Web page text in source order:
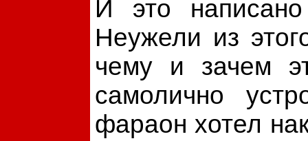
И это
Неужели из
чему и зачем
самолично
фараон хотел